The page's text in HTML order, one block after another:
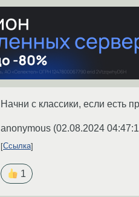
Начни с классики, если есть
anonymous (02.08.2024
Ссылка
1